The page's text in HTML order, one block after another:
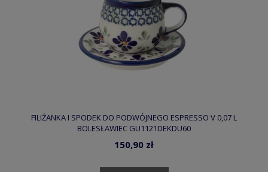
FILIŻANKA I SPODEK DO PODWÓJNEGO ESPRESSO V 0,07 L
BOLESŁAWIEC GU1121DEKDU60
150,90 zł